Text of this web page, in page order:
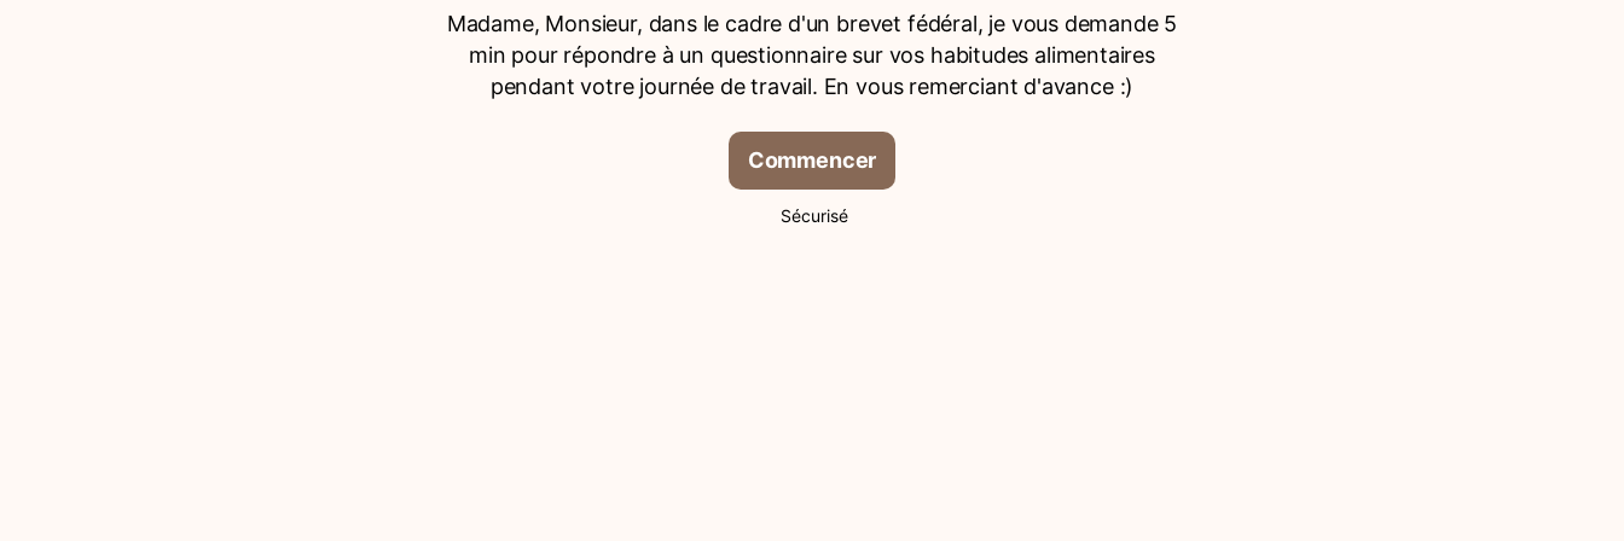
Madame, Monsieur, dans le cadre d'un brevet fédéral, je vous demande 5
min pour répondre à un questionnaire sur vos habitudes alimentaires
pendant votre journée de travail. En vous remerciant d'avance :)
Commencer
Sécurisé